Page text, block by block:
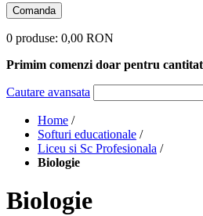
Comanda
0 produse: 0,00 RON
Primim comenzi doar pentru
Cautare avansata
Home /
Softuri educationale /
Liceu si Sc Profesionala /
Biologie
Biologie